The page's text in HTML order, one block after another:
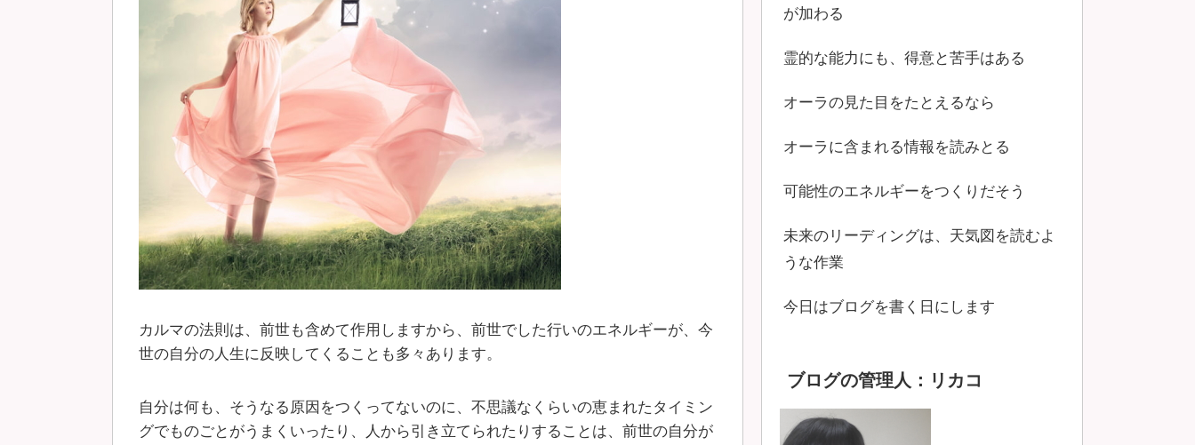
カルマの法則は、前世も含めて作用しますから、前世でした行いのエネルギーが、今
世の自分の人生に反映してくることも多々あります。
自分は何も、そうなる原因をつくってないのに、不思議なくらいの恵まれたタイミン
グでものごとがうまくいったり、人から引き立てられたりすることは、前世の自分が
が加わる
霊的な能力にも、得意と苦手はある
オーラの見た目をたとえるなら
オーラに含まれる情報を読みとる
可能性のエネルギーをつくりだそう
未来のリーディングは、天気図を読むよ
うな作業
今日はブログを書く日にします
ブログの管理人：リカコ